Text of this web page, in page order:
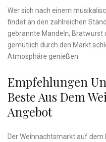
Wer sich nach einem⁣
findet an ⁤den zahlreichen
⁢gebrannte Mandeln, Bratwurst
gemütlich durch ​den​ Markt
Atmosphäre genießen.
Empfehlungen
Beste Aus Dem
Angebot
Der ‌Weihnachtsmarkt auf